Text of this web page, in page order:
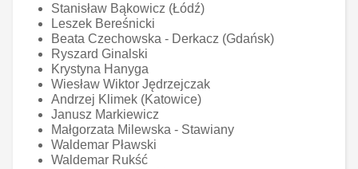
Stanisław Bąkowicz (Łódź)
Leszek Bereśnicki
Beata Czechowska - Derkacz (Gdańsk)
Ryszard Ginalski
Krystyna Hanyga
Wiesław Wiktor Jędrzejczak
Andrzej Klimek (Katowice)
Janusz Markiewicz
Małgorzata Milewska - Stawiany
Waldemar Pławski
Waldemar Rukść